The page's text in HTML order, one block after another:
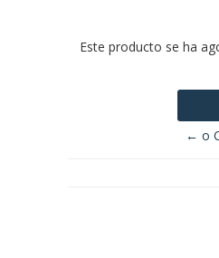
Este producto se ha
← o